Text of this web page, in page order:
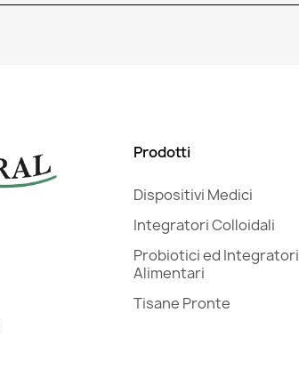
Prodotti
Dispositivi Medici
Integratori Colloidali
Probiotici ed Integratori
Alimentari
Tisane Pronte